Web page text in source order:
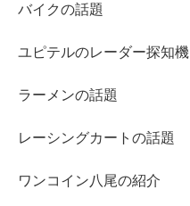
バイクの話題
ユピテルのレーダー探知機
ラーメンの話題
レーシングカートの話題
ワンコイン八尾の紹介